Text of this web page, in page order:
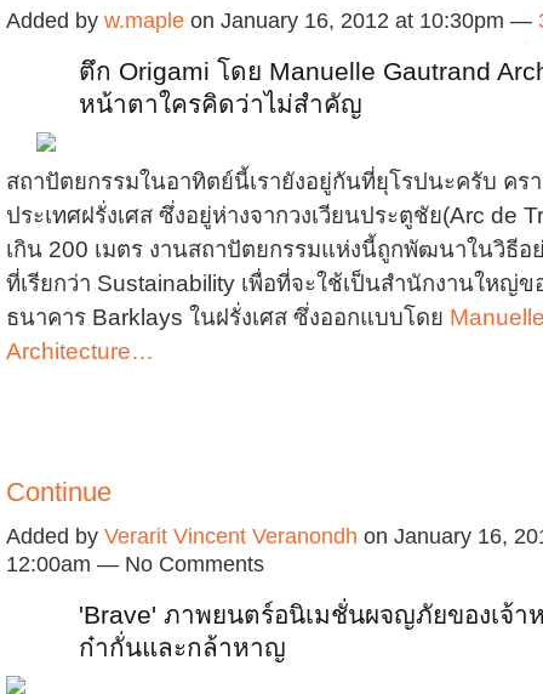
Added by w.maple on January 16, 2012 at 10:30pm —
ตึก Origami โดย Manuelle Gautrand
หน้าตาใครคิดว่าไม่สำคัญ
สถาปัตยกรรมในอาทิตย์นี้เรายังอยู่กันที่ยุโรปนะครับ คร
ประเทศฝรั่งเศส ซึ่งอยู่ห่างจากวงเวียนประตูชัย(Arc de
เกิน 200 เมตร งานสถาปัตยกรรมแห่งนี้ถูกพัฒนาในวิธีอ
ที่เรียกว่า Sustainability เพื่อที่จะใช้เป็นสำนักงานใหญ่ข
ธนาคาร Barklays ในฝรั่งเศส ซึ่งออกแบบโดย
Architecture…
Continue
Added by Verarit Vincent Veranondh on January 16,
12:00am — No Comments
'Brave' ภาพยนตร์อนิเมชั่นผจญภัยของเจ้า
ก๋ากั่นและกล้าหาญ